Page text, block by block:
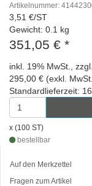
Artikelnummer:
3,51 €/ST
Gewicht: 0.1 kg
351,05 € *
inkl. 19% MwSt.,
295,00 € (exkl.
Standardlieferzeit:
x (100 ST)
bestellbar
Auf den Merkzettel
Fragen zum Artikel